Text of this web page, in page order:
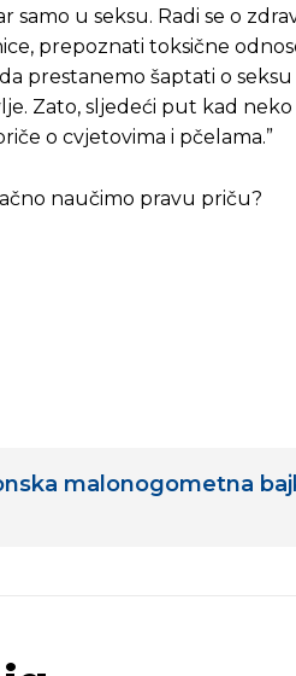
samo u seksu. Radi se o
prepoznati toksične
prestanemo šaptati o
Zato, sljedeći put kad
o cvjetovima i pčelama.”
naučimo pravu priču?
malonogometna